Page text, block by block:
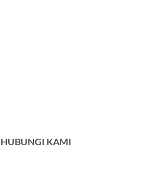
HUBUNGI KAMI